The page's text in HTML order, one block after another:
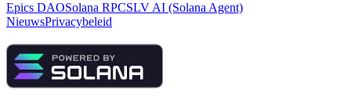
Epics DAOSolana RPCSLV AI (Solana Agent)
NieuwsPrivacybeleid